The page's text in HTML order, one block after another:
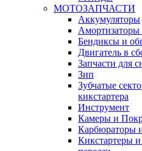
МОТОЗАПЧАСТИ
Аккумуляторы
Амортизаторы
Бендиксы и
Двигатель в
Запчасти для
Зип
Зубчатые
кикстартера
Инструмент
Камеры и
Карбюраторы
Кикстартеры